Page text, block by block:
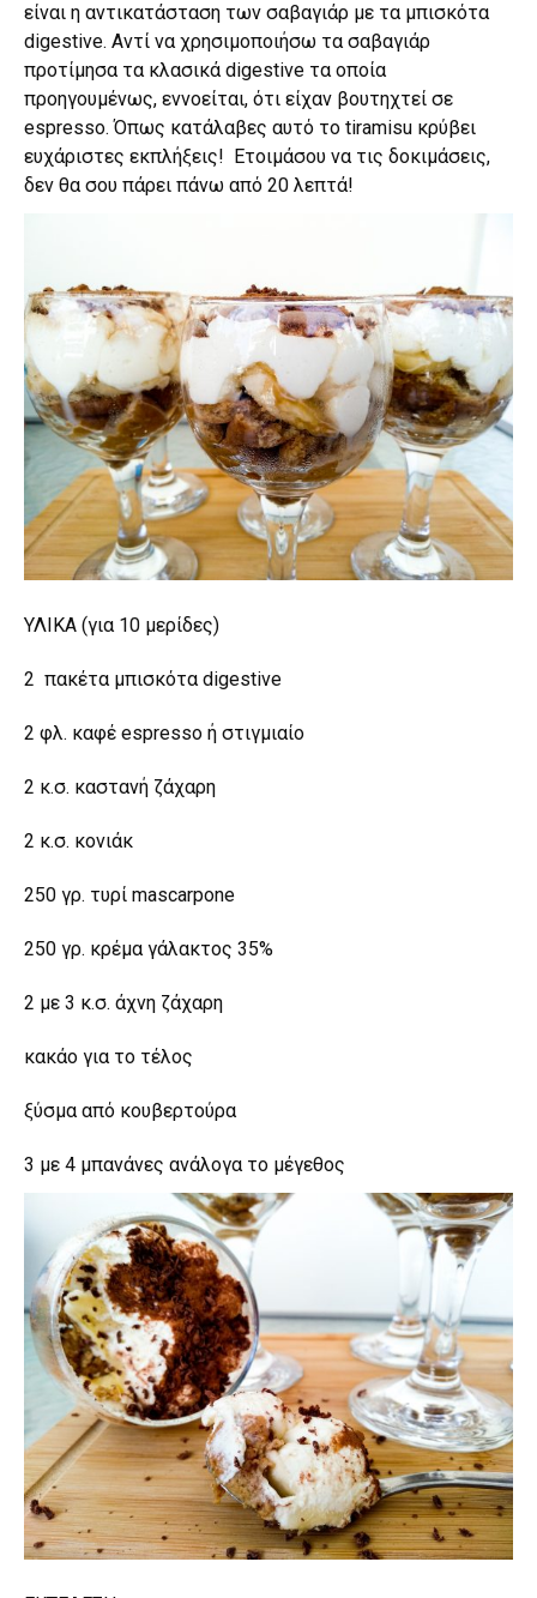
είναι η αντικατάσταση των σαβαγιάρ με τα μπισκότα
digestive. Αντί να χρησιμοποιήσω τα σαβαγιάρ
προτίμησα τα κλασικά digestive τα οποία
προηγουμένως, εννοείται, ότι είχαν βουτηχτεί σε
espresso. Όπως κατάλαβες αυτό το tiramisu κρύβει
ευχάριστες εκπλήξεις! Ετοιμάσου να τις δοκιμάσεις,
δεν θα σου πάρει πάνω από 20 λεπτά!
ΥΛΙΚΑ (για 10 μερίδες)
2 πακέτα μπισκότα digestive
2 φλ. καφέ espresso ή στιγμιαίο
2 κ.σ. καστανή ζάχαρη
2 κ.σ. κονιάκ
250 γρ. τυρί mascarpone
250 γρ. κρέμα γάλακτος 35%
2 με 3 κ.σ. άχνη ζάχαρη
κακάο για το τέλος
ξύσμα από κουβερτούρα
3 με 4 μπανάνες ανάλογα το μέγεθος